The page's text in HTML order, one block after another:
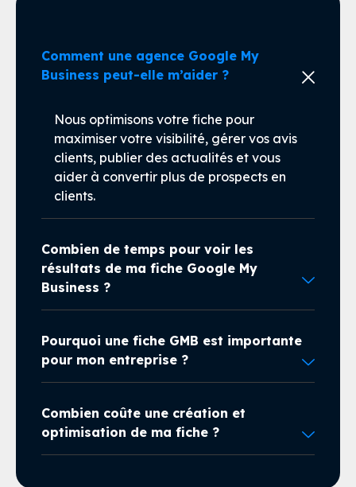
Comment une agence Google My
Business peut-elle m’aider ?
Nous optimisons votre fiche pour
maximiser votre visibilité, gérer vos avis
clients, publier des actualités et vous
aider à convertir plus de prospects en
clients.
Combien de temps pour voir les
résultats de ma fiche Google My
Business ?
Pourquoi une fiche GMB est importante
pour mon entreprise ?
Combien coûte une création et
optimisation de ma fiche ?